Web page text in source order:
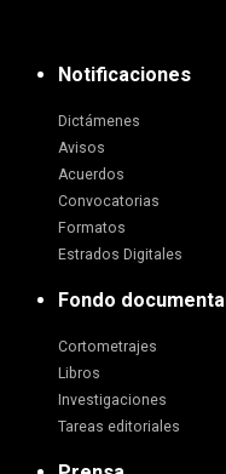
Notificaciones
Dictámenes
Avisos
Acuerdos
Convocatorias
Formatos
Estrados Digitales
Fondo documental
Cortometrajes
Libros
Investigaciones
Tareas editoriales